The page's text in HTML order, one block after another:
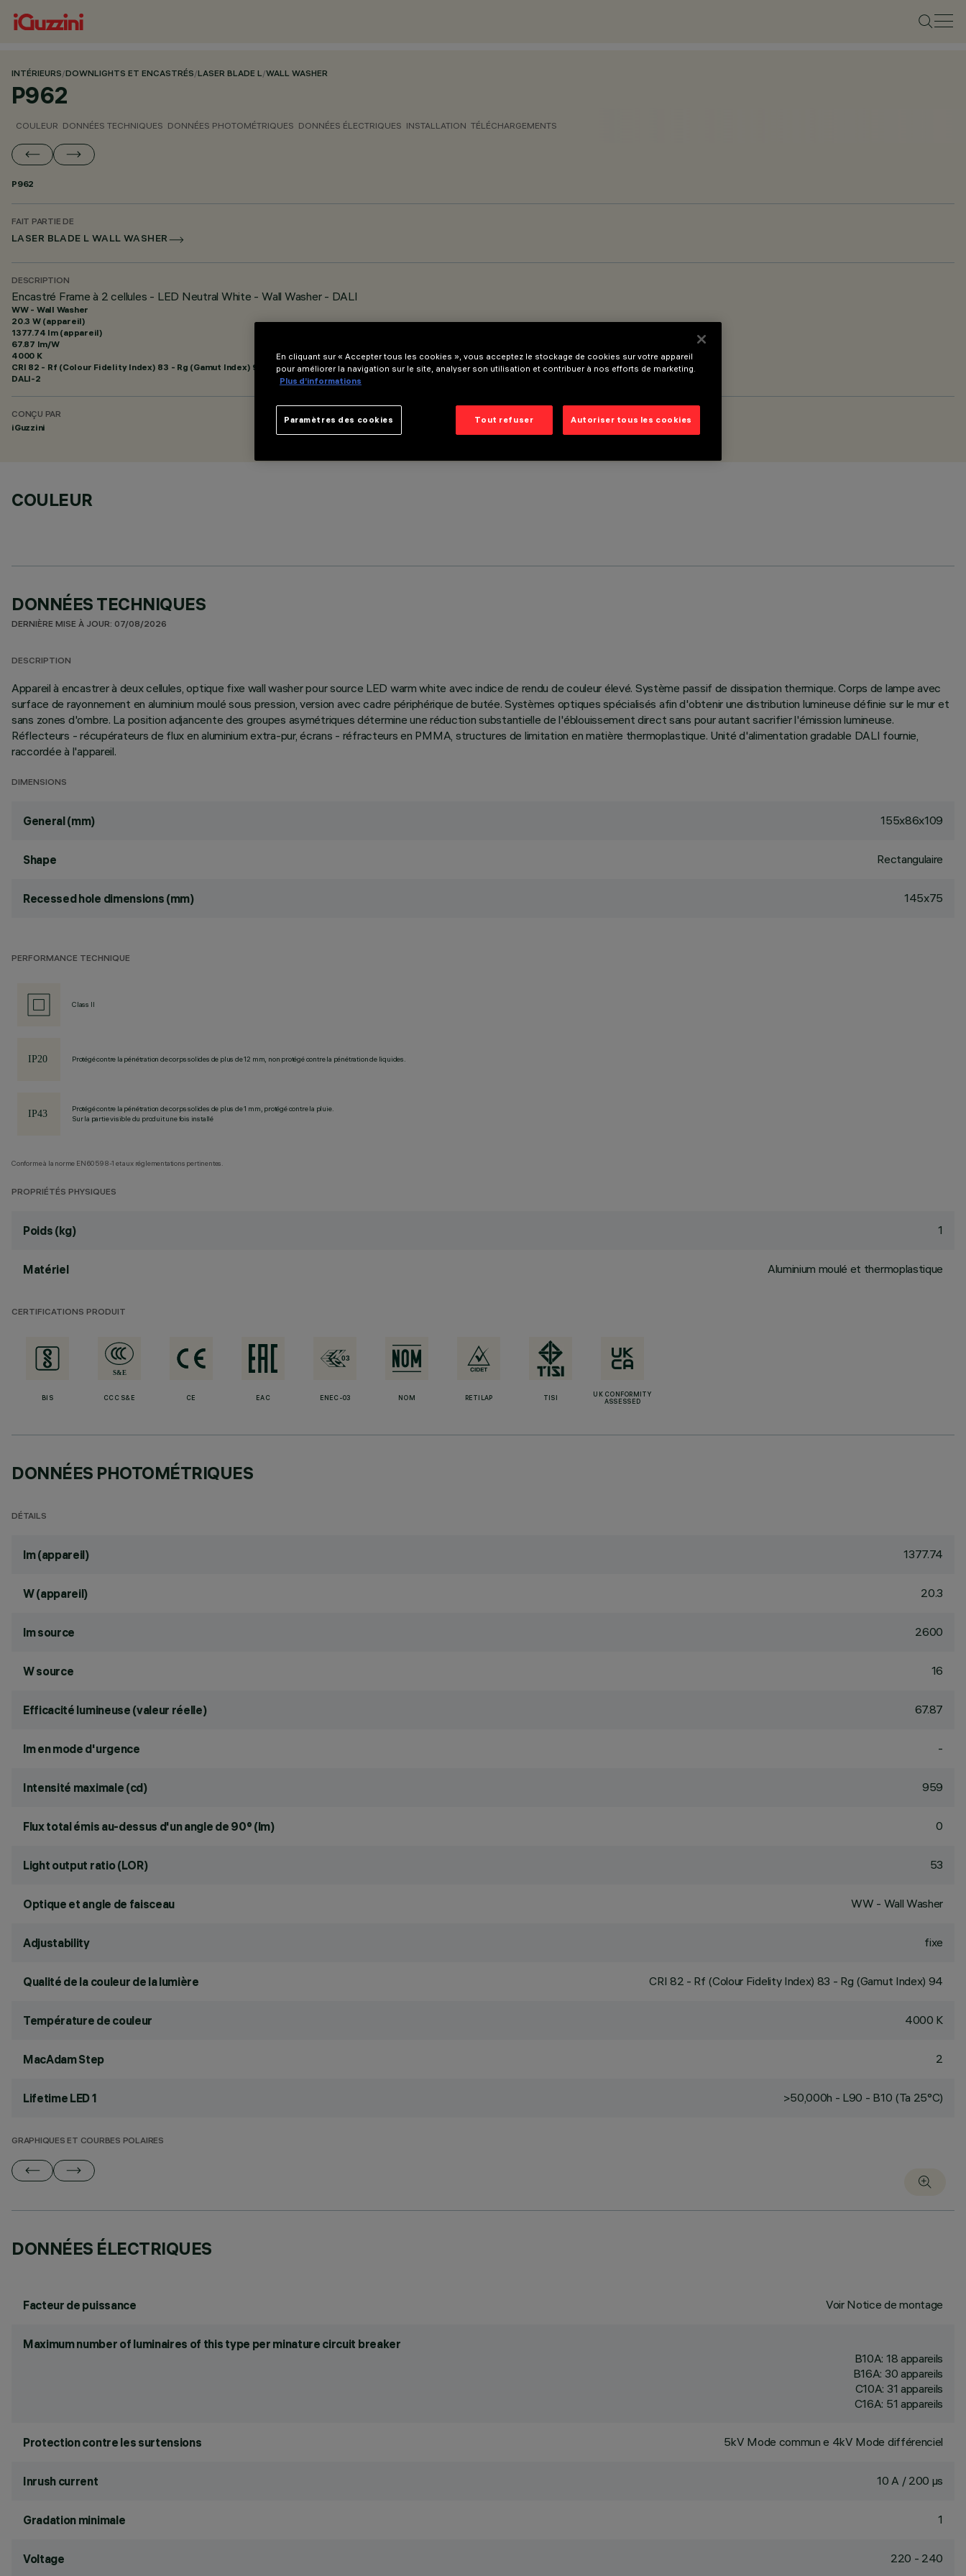
INTÉRIEURS/DOWNLIGHTS ET ENCASTRÉS/LASER BLADE L/WALL WASHER
P962
COULEUR DONNÉES TECHNIQUES DONNÉES PHOTOMÉTRIQUES DONNÉES ÉLECTRIQUES INSTALLATION TÉLÉCHARGEMENTS
P962
FAIT PARTIE DE
LASER BLADE L WALL WASHER
DESCRIPTION
Encastré Frame à 2 cellules - LED Neutral White - Wall Washer - DALI
WW - Wall Washer
20.3 W (appareil)
1377.74 lm (appareil)
67.87 lm/W
4000 K
CRI 82 - Rf (Colour Fidelity Index) 83 - Rg (Gamut Index) 94
DALI-2
CONÇU PAR
iGuzzini
COULEUR
DONNÉES TECHNIQUES
DERNIÈRE MISE À JOUR: 07/08/2026
DESCRIPTION
Appareil à encastrer à deux cellules, optique fixe wall washer pour source LED warm white avec indice de rendu de couleur élevé. Système passif de dissipation thermique. Corps de lampe avec
surface de rayonnement en aluminium moulé sous pression, version avec cadre périphérique de butée. Systèmes optiques spécialisés afin d'obtenir une distribution lumineuse définie sur le mur et
sans zones d'ombre. La position adjancente des groupes asymétriques détermine une réduction substantielle de l'éblouissement direct sans pour autant sacrifier l'émission lumineuse.
Réflecteurs - récupérateurs de flux en aluminium extra-pur, écrans - réfracteurs en PMMA, structures de limitation en matière thermoplastique. Unité d'alimentation gradable DALI fournie,
raccordée à l'appareil.
DIMENSIONS
General (mm) 155x86x109
Shape Rectangulaire
Recessed hole dimensions (mm) 145x75
PERFORMANCE TECHNIQUE
Class II
Protégé contre la pénétration de corps solides de plus de 12 mm, non protégé contre la pénétration de liquides.
Protégé contre la pénétration de corps solides de plus de 1 mm, protégé contre la pluie.
Sur la partie visible du produit une fois installé
Conforme à la norme EN60598-1 et aux réglementations pertinentes.
PROPRIÉTÉS PHYSIQUES
Poids (kg) 1
Matériel Aluminium moulé et thermoplastique
CERTIFICATIONS PRODUIT
BIS CCC S&E CE EAC ENEC-03 NOM RETILAP TISI
UK CONFORMITY
ASSESSED
DONNÉES PHOTOMÉTRIQUES
DÉTAILS
lm (appareil) 1377.74
W (appareil) 20.3
lm source 2600
W source 16
Efficacité lumineuse (valeur réelle) 67.87
lm en mode d'urgence -
Intensité maximale (cd) 959
Flux total émis au-dessus d'un angle de 90° (lm) 0
Light output ratio (LOR) 53
Optique et angle de faisceau WW - Wall Washer
Adjustability fixe
Qualité de la couleur de la lumière CRI 82 - Rf (Colour Fidelity Index) 83 - Rg (Gamut Index) 94
Température de couleur 4000 K
MacAdam Step 2
Lifetime LED 1 >50,000h - L90 - B10 (Ta 25°C)
GRAPHIQUES ET COURBES POLAIRES
DONNÉES ÉLECTRIQUES
Facteur de puissance Voir Notice de montage
Maximum number of luminaires of this type per minature circuit breaker
B10A: 18 appareils
B16A: 30 appareils
C10A: 31 appareils
C16A: 51 appareils
Protection contre les surtensions 5kV Mode commun e 4kV Mode différenciel
Inrush current 10 A / 200 µs
Gradation minimale 1
Voltage 220 - 240
En cliquant sur « Accepter tous les cookies », vous acceptez le stockage de cookies sur votre appareil
pour améliorer la navigation sur le site, analyser son utilisation et contribuer à nos efforts de marketing.
Plus d’informations
Tout refuser Autoriser tous les cookies
Paramètres des cookies